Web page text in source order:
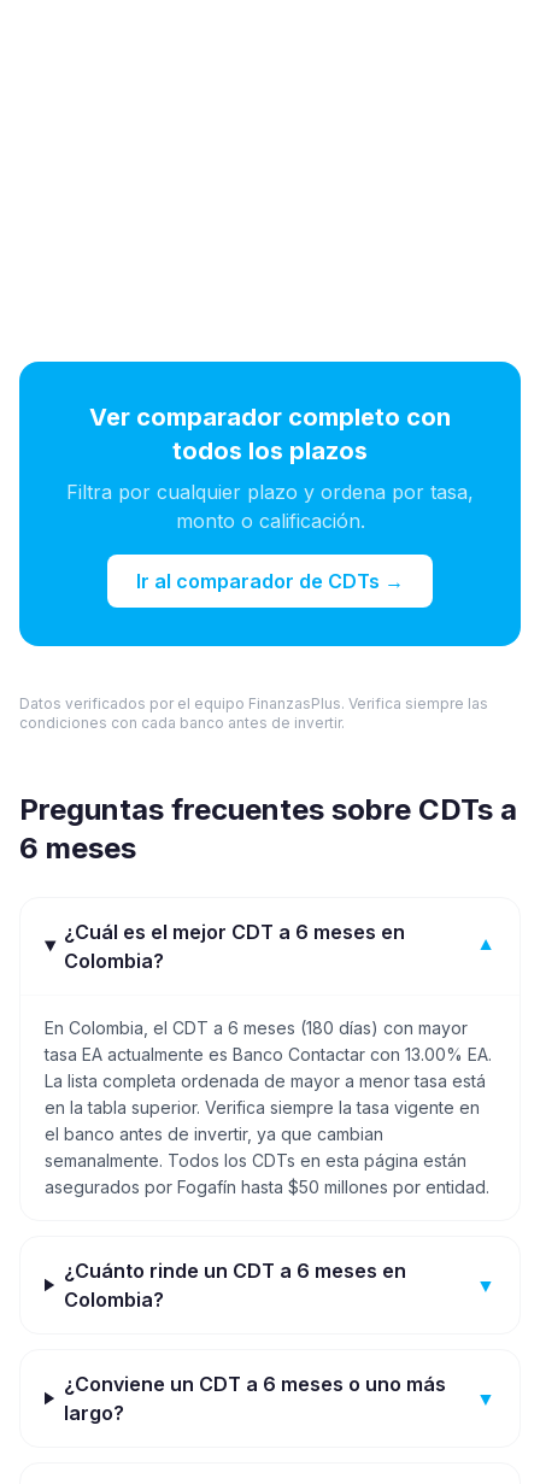
Ver comparador completo con
todos los plazos
Filtra por cualquier plazo y ordena por tasa,
monto o calificación.
Ir al comparador de CDTs →
Datos verificados por el equipo FinanzasPlus. Verifica siempre las
condiciones con cada banco antes de invertir.
Preguntas frecuentes sobre CDTs a
6 meses
¿Cuál es el mejor CDT a 6 meses en
Colombia?
▼
En Colombia, el CDT a 6 meses (180 días) con mayor
tasa EA actualmente es Banco Contactar con 13.00% EA.
La lista completa ordenada de mayor a menor tasa está
en la tabla superior. Verifica siempre la tasa vigente en
el banco antes de invertir, ya que cambian
semanalmente. Todos los CDTs en esta página están
asegurados por Fogafín hasta $50 millones por entidad.
¿Cuánto rinde un CDT a 6 meses en
Colombia?
▼
¿Conviene un CDT a 6 meses o uno más
largo?
▼